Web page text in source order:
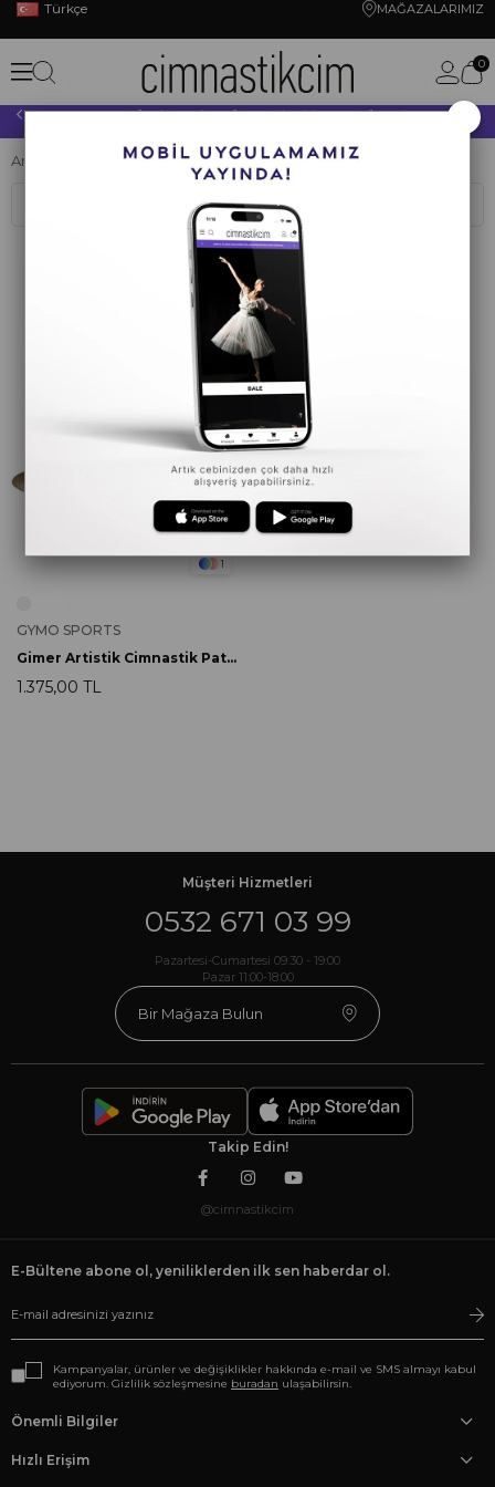
Türkçe MAĞAZALARIMIZ
0
10.000 TL VE ÜZERİ YAPACAĞINIZ TÜM ALIŞVERİŞLERİNİZDE KARGO ÜCRETSİZ!
Anasayfa CİMNASTİK ARTİSTİK CİMNASTİK
1
GYMO SPORTS
Gimer Artistik Cimnastik Patiği
1.375,00 TL
Müşteri Hizmetleri
0532 671 03 99
Pazartesi-Cumartesi 09:30 - 19:00
Pazar 11:00-18:00
Bir Mağaza Bulun
Takip Edin!
@cimnastikcim
E-Bültene abone ol, yeniliklerden ilk sen haberdar ol.
Kampanyalar, ürünler ve değişiklikler hakkında e-mail ve SMS almayı kabul
ediyorum. Gizlilik sözleşmesine buradan ulaşabilirsin.
Önemli Bilgiler
Hızlı Erişim